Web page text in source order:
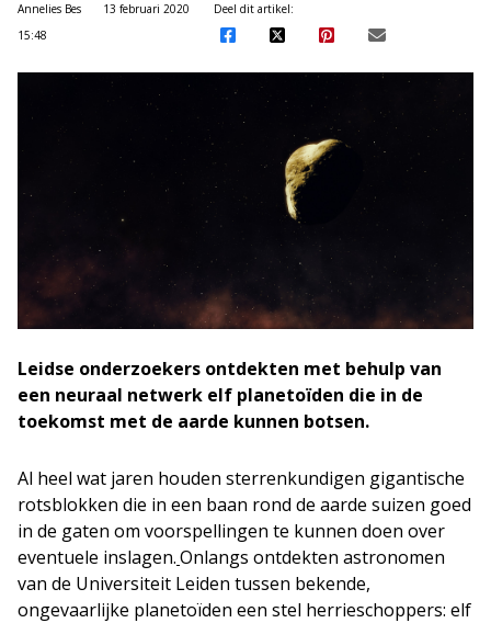
Annelies Bes
13 februari 2020
15:48
Deel dit artikel:
Leidse onderzoekers ontdekten met behulp van
een neuraal netwerk elf planetoïden die in de
toekomst met de aarde kunnen botsen.
Al heel wat jaren houden sterrenkundigen gigantische
rotsblokken die in een baan rond de aarde suizen goed
in de gaten om voorspellingen te kunnen doen over
eventuele inslagen.Onlangs ontdekten astronomen
van de Universiteit Leiden tussen bekende,
ongevaarlijke planetoïden een stel herrieschoppers: elf